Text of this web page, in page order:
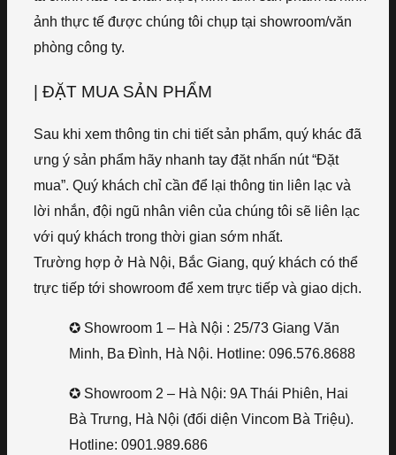
ảnh thực tế được chúng tôi chụp tại showroom/văn
phòng công ty.
| ĐẶT MUA SẢN PHẨM
Sau khi xem thông tin chi tiết sản phẩm, quý khác đã
ưng ý sản phẩm hãy nhanh tay đặt nhấn nút “Đặt
mua”. Quý khách chỉ cần để lại thông tin liên lạc và
lời nhắn, đội ngũ nhân viên của chúng tôi sẽ liên lạc
với quý khách trong thời gian sớm nhất.
Trường hợp ở Hà Nội, Bắc Giang, quý khách có thể
trực tiếp tới showroom để xem trực tiếp và giao dịch.
✪ Showroom 1 – Hà Nội : 25/73 Giang Văn
Minh, Ba Đình, Hà Nội. Hotline: 096.576.8688
✪ Showroom 2 – Hà Nội: 9A Thái Phiên, Hai
Bà Trưng, Hà Nội (đối diện Vincom Bà Triệu).
Hotline: 0901.989.686